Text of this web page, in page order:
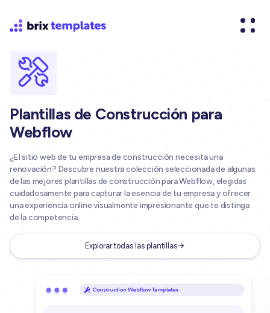
Plantillas de Construcción para
Webflow
¿El sitio web de tu empresa de construcción necesita una
renovación? Descubre nuestra colección seleccionada de algunas
de las mejores plantillas de construcción para Webflow, elegidas
cuidadosamente para capturar la esencia de tu empresa y ofrecer
una experiencia online visualmente impresionante que te distinga
de la competencia.
Explorar todas las plantillas